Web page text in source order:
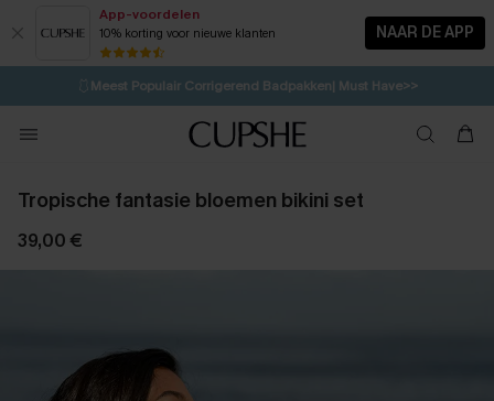
App-voordelen
10% korting voor nieuwe klanten NAAR DE APP
⚡️LAATSTE KANS | Tot 50% korting>>
🩱Meest Populair Corrigerend Badpakken| Must Have>>
💌Abonneer je & ontvang tot 15% korting>>
Koop 3, krijg 15% korting | CODE: SW15
Tropische fantasie bloemen bikini set
39,00 €